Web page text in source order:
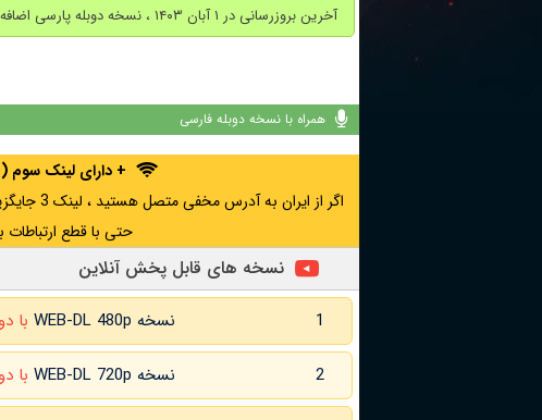
آخرین بروزرسانی در ۱ آبان ۱۴۰۳ ، نسخه دوبله پارسی اضافه شد.
همراه با نسخه دوبله فارسی
+ دارای لینک سوم
حتی با قطع
نسخه های قابل پخش آنلاین
1 نسخه WEB-DL 480p با
2 نسخه WEB-DL 720p با